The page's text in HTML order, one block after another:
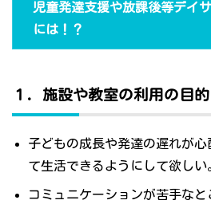
児童発達支援や放課後等デイ
には！？
１．施設や教室の利用の目的
子どもの成長や発達の遅れが
て生活できるようにして欲しい
コミュニケーションが苦手な